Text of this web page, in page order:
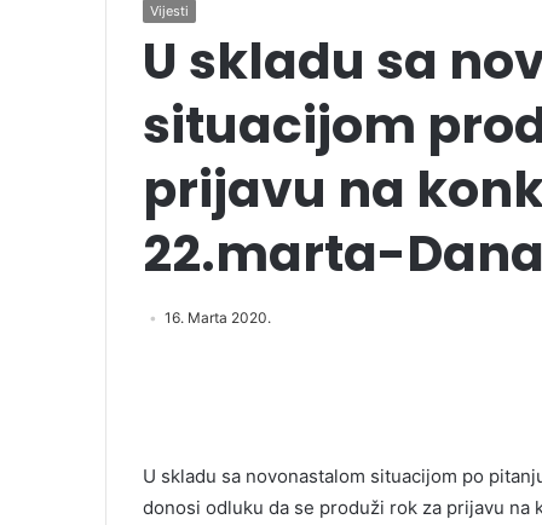
Vijesti
U skladu sa
situacijom
prijavu na
22.marta-
16. Marta 2020.
U skladu sa novonastalom situacijom po
donosi odluku da se produži rok za prijavu